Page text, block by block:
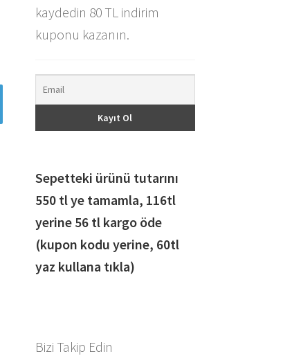
kaydedin 80 TL indirim
kuponu kazanın.
Sepetteki ürünü tutarını
550 tl ye tamamla, 116tl
yerine 56 tl kargo öde
(kupon kodu yerine, 60tl
yaz kullana tıkla)
Bizi Takip Edin